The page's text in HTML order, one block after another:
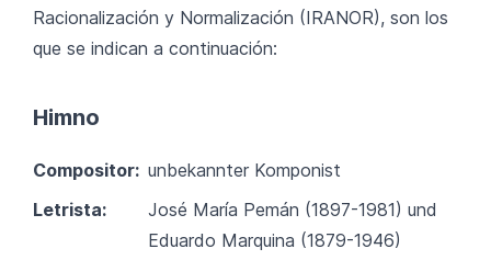
Racionalización y Normalización (IRANOR), son los
que se indican a continuación:
Himno
Compositor: unbekannter Komponist
Letrista:
José María Pemán (1897-1981) und
Eduardo Marquina (1879-1946)